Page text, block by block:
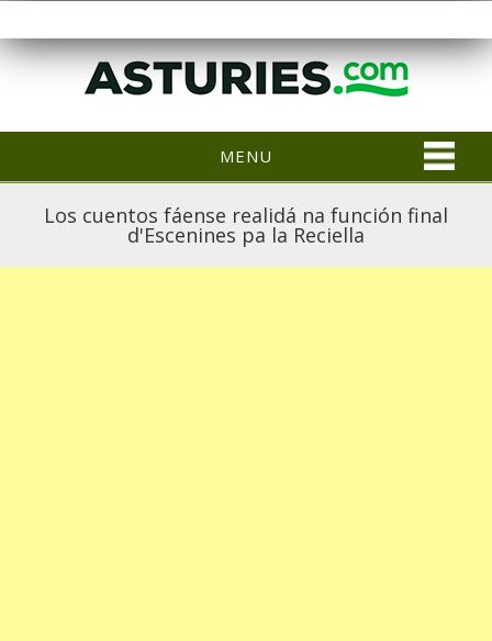
MENU
Los cuentos fáense realidá na función final
d'Escenines pa la Reciella